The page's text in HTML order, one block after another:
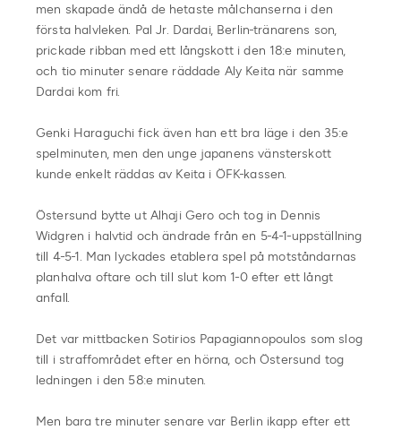
men skapade ändå de hetaste målchanserna i den
första halvleken. Pal Jr. Dardai, Berlin-tränarens son,
prickade ribban med ett långskott i den 18:e minuten,
och tio minuter senare räddade Aly Keita när samme
Dardai kom fri.
Genki Haraguchi fick även han ett bra läge i den 35:e
spelminuten, men den unge japanens vänsterskott
kunde enkelt räddas av Keita i ÖFK-kassen.
Östersund bytte ut Alhaji Gero och tog in Dennis
Widgren i halvtid och ändrade från en 5-4-1-uppställning
till 4-5-1. Man lyckades etablera spel på motståndarnas
planhalva oftare och till slut kom 1-0 efter ett långt
anfall.
Det var mittbacken Sotirios Papagiannopoulos som slog
till i straffområdet efter en hörna, och Östersund tog
ledningen i den 58:e minuten.
Men bara tre minuter senare var Berlin ikapp efter ett